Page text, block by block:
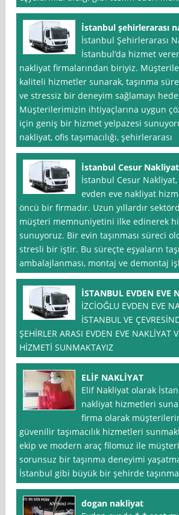
İstanbul şehirlerarası
İstanbul Şehirlerarası
İstanbul’da hizmet
nakliyat firmalarından biriyiz.
kaliteli hizmetler sunarak, taşınma
ve stressiz bir deneyim sağlamayı
Müşterilerimizin ihtiyaçlarına uygun
için geniş bir hizmet yelpazesi
nakliyat, ofis taşımacılığı, şehirlerarası
İstanbul Cesur Nakliyat
İstanbul Cesur
evden eve nakliyat
öncü bir firmadır. Uzun yıllardır
müşteri memnuniyetini ilke edinerek
sunuyoruz. Bir evin taşınması süreci
stresli bir iştir. Bu süreçte eşyaların
ambalajlanması, montaj ve demontaj
İSTANBUL EVDEN EVE
İZCİOĞLU EVDEN EVE
İSTANBUL VE
ŞEHİRLER ARASI EVDEN EVE NAKLİYAT
HİZMETİ SUNMAKTAYIZ
ELİF NAKLİYAT
Elif Nakliyat olarak
nakliyat hizmetleri
firma olarak
güvenilir taşımacılık hizmetleri
ekip ve modern araç filomuz ile
sorunsuz bir taşınma deneyimi
İstanbul gibi büyük bir şehirde
dogan nakliyat